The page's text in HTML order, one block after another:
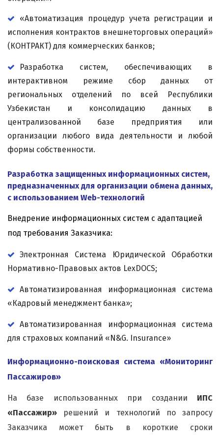
«Автоматизация процедур учета регистрации и
исполнения контрактов внешнеторговых операций»
(КОНТРАКТ) для коммерческих банков;
Разработка систем, обеспечивающих в
интерактивном режиме сбор данных от
региональных отделений по всей Республики
Узбекистан и консолидацию данных в
централизованной базе предприятия или
организации любого вида деятельности и любой
формы собственности.
Разработка защищенных информационных систем,
предназначенных для организации обмена данных,
с использованием Web-технологий
Внедрение информационных систем с адаптацией
под требования Заказчика:
Электронная Система Юридической Обработки
Нормативно-Правовых актов LexDOCS;
Автоматизированная информационная система
«Кадровый менеджмент банка»;
Автоматизированная информационная система
для страховых компаний «N&G. Insurance»
Информационно-поисковая система «Мониторинг
Пассажиров»
На базе использованных при создании ИПС
«Пассажир» решений и технологий по запросу
Заказчика может быть в короткие сроки